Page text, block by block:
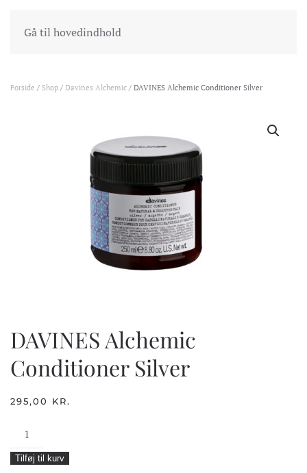
Gå til hovedindholdINDKØBSKURV
Forside / Shop / Davines Alchemic / DAVINES Alchemic Conditioner Silver
DAVINES Alchemic
Conditioner Silver
295,00 KR.
DAVINES
Alchemic
Conditioner
Tilføj til kurv